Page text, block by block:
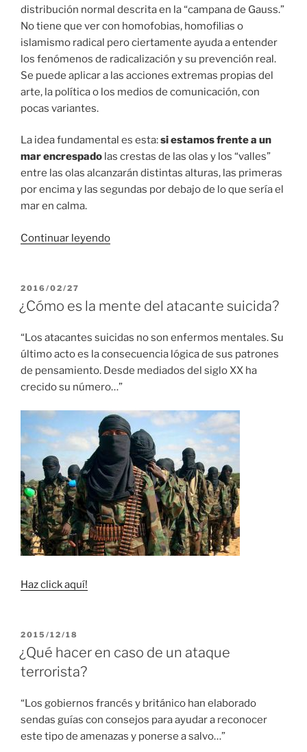
distribución normal descrita en la “campana de Gauss.”
No tiene que ver con homofobias, homofilias o
islamismo radical pero ciertamente ayuda a entender
los fenómenos de radicalización y su prevención real.
Se puede aplicar a las acciones extremas propias del
arte, la política o los medios de comunicación, con
pocas variantes.
La idea fundamental es esta:si estamos frente a un
mar encrespado las crestas de las olas y los “valles”
entre las olas alcanzarán distintas alturas, las primeras
por encima y las segundas por debajo de lo que sería el
mar en calma.
Continuar leyendo“La
y
Ley
del
mar
y
ola”
PUBLICADO
EL
2016/02/27
¿Cómo es la mente del atacante suicida?
“Los atacantes suicidas no son enfermos mentales. Su
último acto es la consecuencia lógica de sus patrones
de pensamiento. Desde mediados del siglo XX ha
crecido su número…”
Haz click aquí!
PUBLICADO
EL
2015/12/18
¿Qué hacer en caso de un ataque
terrorista?
“Los gobiernos francés y británico han elaborado
sendas guías con consejos para ayudar a reconocer
este tipo de amenazas y ponerse a salvo…”